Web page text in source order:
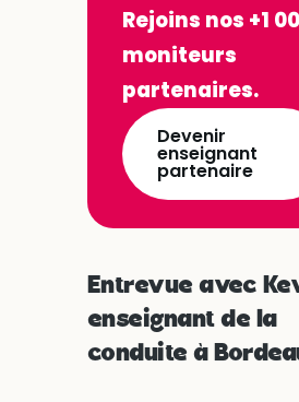
Rejoins nos +1
moniteurs
partenaires.
Devenir
enseignant
partenaire
Entrevue avec
enseignant de la
conduite à